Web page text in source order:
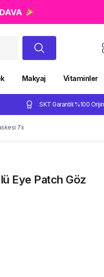
Makyaj Vitaminler
SKT Garantili %100
7x
Eye Patch Göz